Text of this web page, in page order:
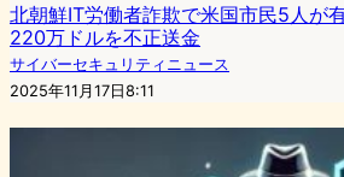
北朝鮮IT労働者詐欺で米国市民5人が
220万ドルを不正送金
サイバーセキュリティニュース
2025年11月17日8:11